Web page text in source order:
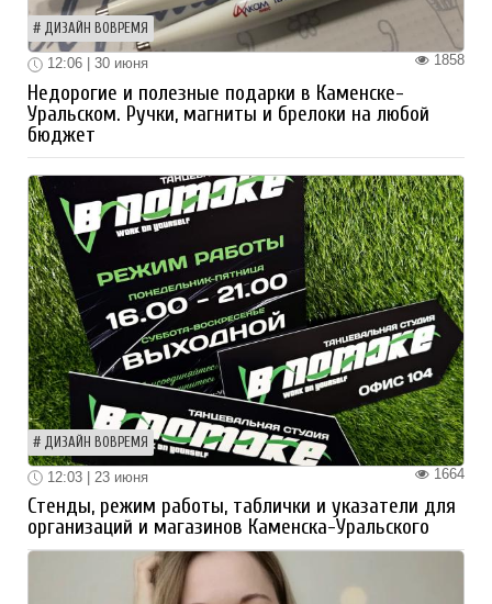
ДИЗАЙН ВОВРЕМЯ
1858
12:06 | 30 июня
Недорогие и полезные подарки в Каменске-
Уральском. Ручки, магниты и брелоки на любой
бюджет
ДИЗАЙН ВОВРЕМЯ
1664
12:03 | 23 июня
Стенды, режим работы, таблички и указатели для
организаций и магазинов Каменска-Уральского